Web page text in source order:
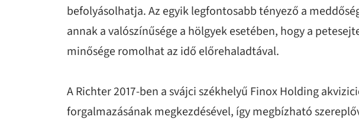
befolyásolhatja. Az egyik legfontosabb tényező a
annak a valószínűsége a hölgyek esetében, hogy a
minősége romolhat az idő előrehaladtával.
A Richter 2017-ben a svájci székhelyű Finox Holding
forgalmazásának megkezdésével, így megbízható